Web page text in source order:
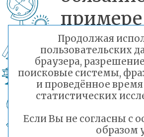
примере
Продолжая
пользовательских
браузера,
поисковые системы,
и проведённое
статистических
Если Вы не согласны с
образом